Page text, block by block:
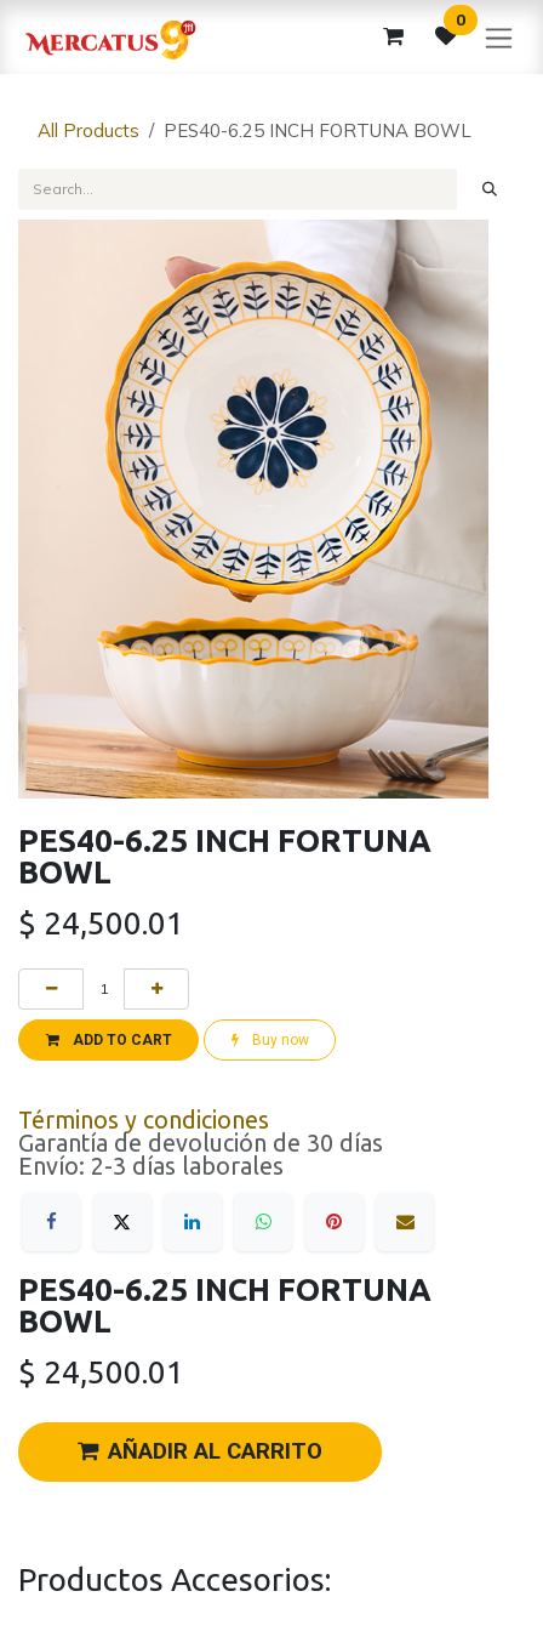
0
All Products PES40-6.25 INCH FORTUNA BOWL
PES40-6.25 INCH FORTUNA
BOWL
$ 24,500.01
ADD TO CART Buy now
Términos y condiciones
Garantía de devolución de 30 días
Envío: 2-3 días laborales
PES40-6.25 INCH FORTUNA
BOWL
$ 24,500.01
AÑADIR AL CARRITO
Productos Accesorios: